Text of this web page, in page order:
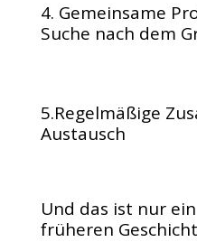
4. Gemeinsame
Suche nach dem
5.Regelmäßige
Austausch
Und das ist nur
früheren